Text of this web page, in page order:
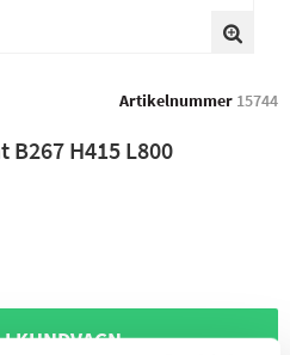
Artikelnummer 15744
B267 H415 L800
KUNDVAGN